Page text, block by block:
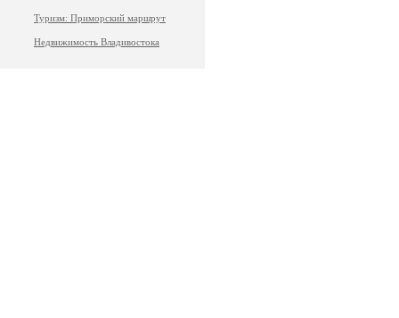
Туризм: Приморский маршрут
Недвижимость Владивостока